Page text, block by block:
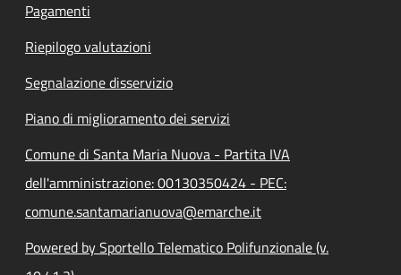
Pagamenti
Riepilogo valutazioni
Segnalazione disservizio
Piano di miglioramento dei servizi
Comune di Santa Maria Nuova - Partita IVA
dell'amministrazione: 00130350424 - PEC:
comune.santamarianuova@emarche.it
Powered by Sportello Telematico Polifunzionale (v.